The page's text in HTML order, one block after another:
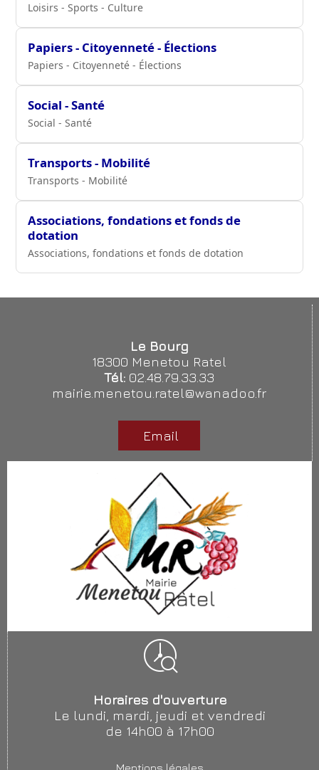
Loisirs - Sports - Culture
Papiers - Citoyenneté - Élections
Papiers - Citoyenneté - Élections
Social - Santé
Social - Santé
Transports - Mobilité
Transports - Mobilité
Associations, fondations et fonds de
dotation
Associations, fondations et fonds de dotation
Le Bourg
18300 Menetou Ratel
Tél: 02.48.79.33.33
mairie.menetou.ratel@wanadoo.fr
Email
Horaires d'ouverture
Le lundi, mardi, jeudi et vendredi
de 14h00 à 17h00